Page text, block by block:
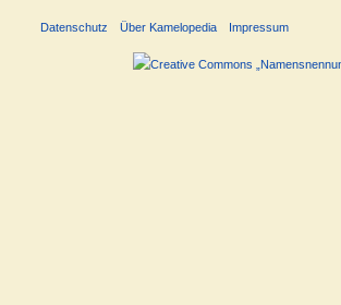
Datenschutz Über Kamelopedia Impressum